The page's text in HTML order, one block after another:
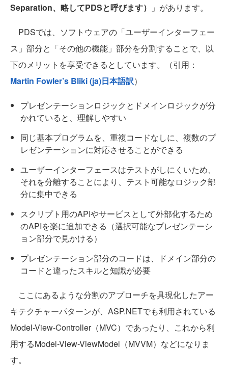
Separation、略してPDSと呼びます）
」があります。
PDSでは、ソフトウェアの「ユーザーインターフェー
ス」部分と「その他の機能」部分を分割することで、以
下のメリットを享受できるとしています。（引用：
Martin Fowler’s Bliki (ja)日本語訳）
プレゼンテーションロジックとドメインロジックが分
かれていると、理解しやすい
同じ基本プログラムを、重複コードなしに、複数のプ
レゼンテーションに対応させることができる
ユーザーインターフェースはテストがしにくいため、
それを分離することにより、テスト可能なロジック部
分に集中できる
スクリプト用のAPIやサービスとして外部化するため
のAPIを楽に追加できる（選択可能なプレゼンテーシ
ョン部分で見かける）
プレゼンテーション部分のコードは、ドメイン部分の
コードと違ったスキルと知識が必要
ここにあるような分割のアプローチを具現化したアー
キテクチャーパターンが、ASP.NETでも利用されている
Model-View-Controller（MVC）であったり、これから利
用するModel-View-ViewModel（MVVM）などになりま
す。